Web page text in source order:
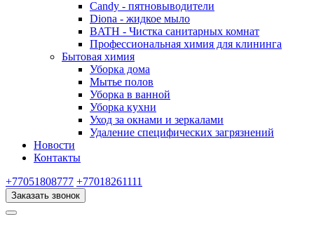
Candy - пятновыводители
Diona - жидкое мыло
BATH - Чистка санитарных комнат
Профессиональная химия для клининга
Бытовая химия
Уборка дома
Мытье полов
Уборка в ванной
Уборка кухни
Уход за окнами и зеркалами
Удаление специфических загрязнений
Новости
Контакты
+77051808777 +77018261111
Заказать звонок